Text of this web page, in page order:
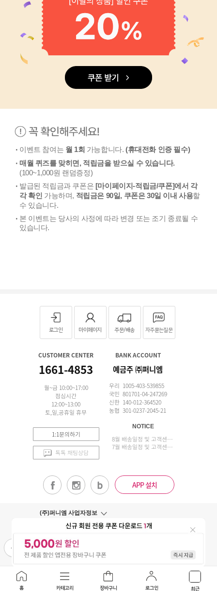
· 이벤트 참여는 월 1회 가능합니다.(휴대전화 인증 필수)
· 매월 퀴즈를 맞히면, 적립금을 받으실 수 있습니다.
(100~1,000원 랜덤증정)
· 발급된 적립금과 쿠폰은 [마이페이지-적립금/쿠폰]에서 각
각 확인 가능하며, 적립금은 90일, 쿠폰은 30일 이내 사용할
수 있습니다.
· 본 이벤트는 당사의 사정에 따라 변경 또는 조기 종료될 수
있습니다.
로그인 마이페이지 주문/배송 자주묻는질문
CUSTOMER CENTER
1661-4853
월~금 10:00~17:00
점심시간
12:00~13:00
토,일,공휴일 휴무
1:1문의하기
톡톡 채팅상담
BANK ACCOUNT
예금주 ㈜퍼니엠
우리 1005-403-539855
국민 801701-04-247269
신한 140-012-364520
농협 301-0237-2045-21
NOTICE
8월 배송일정 및 고객센터 업무 안내
7월 배송일정 및 고객센터 업무 안내
APP 설치
(주)퍼니엠 사업자정보
홈 카테고리 장바구니 로그인 최근